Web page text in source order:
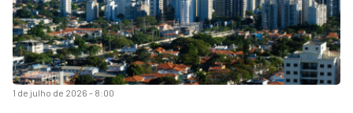
1 de julho de 2026 - 8:00